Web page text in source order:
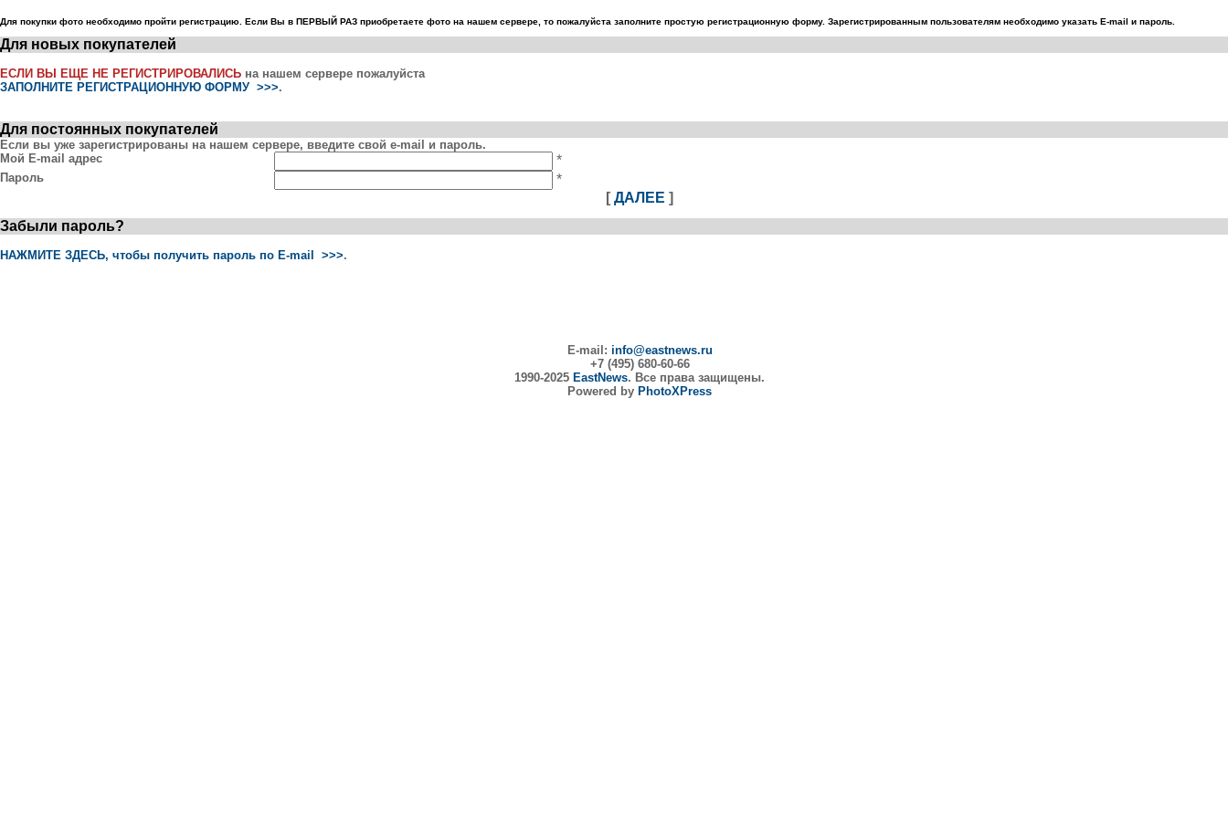
Для покупки фото необходимо пройти регистрацию. Если Вы в ПЕРВЫЙ РАЗ приобретаете фото на нашем сервере, то пожалуйста заполните простую регистрационную форму. Зарегистрированным пользователям необходимо указать E-mail и пароль.
Для новых покупателей
ЕСЛИ ВЫ ЕЩЕ НЕ РЕГИСТРИРОВАЛИСЬ на нашем сервере пожалуйста
ЗАПОЛНИТЕ РЕГИСТРАЦИОННУЮ ФОРМУ >>>.
Для постоянных покупателей
Если вы уже зарегистрированы на нашем сервере, введите свой e-mail и пароль.
Мой E-mail адрес
*
Пароль
*
[ ДАЛЕЕ ]
Забыли пароль?
НАЖМИТЕ ЗДЕСЬ, чтобы получить пароль по E-mail >>>.
E-mail: info@eastnews.ru
+7 (495) 680-60-66
1990-2025 EastNews. Все права защищены.
Powered by PhotoXPress